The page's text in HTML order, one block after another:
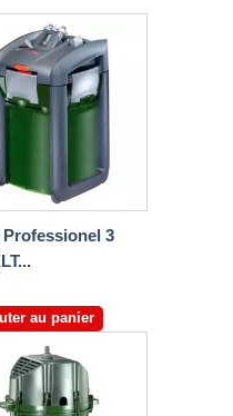
Professionel 3
au panier